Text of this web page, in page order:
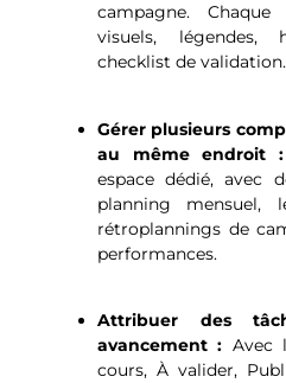
campagne.
visuels, légendes,
checklist de
Gérer plusieurs
au même endroit
espace dédié, avec
planning mensuel,
rétroplannings de
performances.
Attribuer des
avancement : Avec
cours, À valider,